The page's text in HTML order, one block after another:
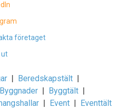
företaget
ut
| Beredskapstält |
Byggnader | Byggtält |
| Event | Eventtält